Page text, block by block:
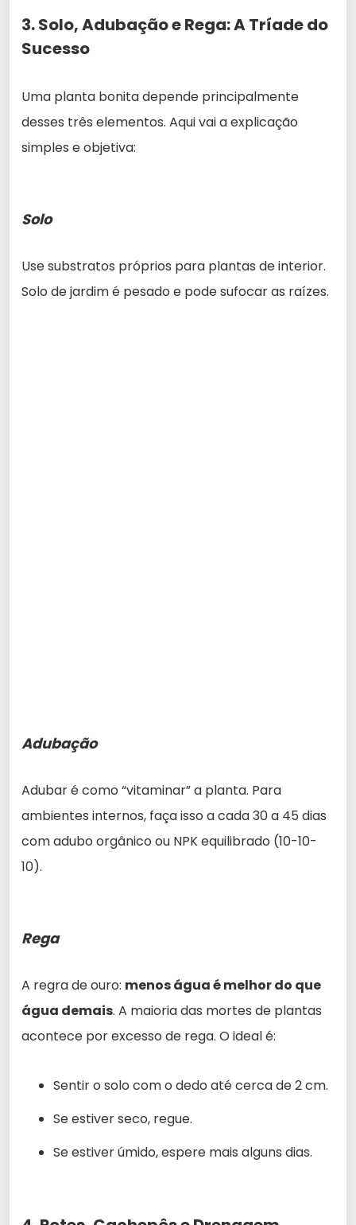
3. Solo, Adubação e Rega: A Tríade do
Sucesso
Uma planta bonita depende principalmente
desses três elementos. Aqui vai a explicação
simples e objetiva:
Solo
Use substratos próprios para plantas de interior.
Solo de jardim é pesado e pode sufocar as raízes.
Adubação
Adubar é como “vitaminar” a planta. Para
ambientes internos, faça isso a cada 30 a 45 dias
com adubo orgânico ou NPK equilibrado (10-10-
10).
Rega
A regra de ouro: menos água é melhor do que
água demais. A maioria das mortes de plantas
acontece por excesso de rega. O ideal é:
Sentir o solo com o dedo até cerca de 2 cm.
Se estiver seco, regue.
Se estiver úmido, espere mais alguns dias.